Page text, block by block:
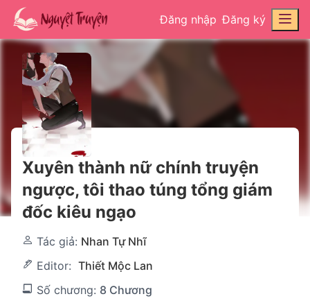
Đăng nhập Đăng ký
Xuyên thành nữ chính truyện
ngược, tôi thao túng tổng giám
đốc kiêu ngạo
Tác giả: Nhan Tự Nhĩ
Editor: Thiết Mộc Lan
Số chương: 8 Chương